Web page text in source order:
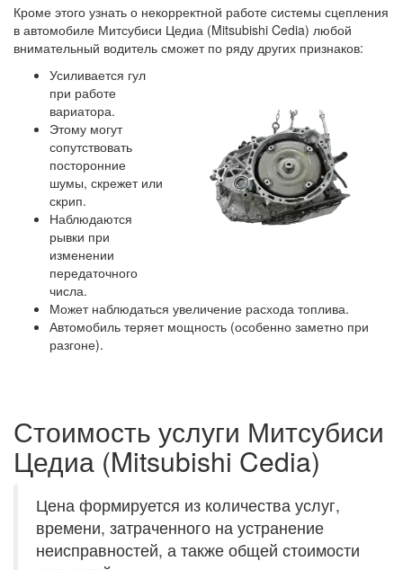
Кроме этого узнать о некорректной работе системы сцепления
в автомобиле Митсубиси Цедиа (Mitsubishi Cedia) любой
внимательный водитель сможет по ряду других признаков:
Усиливается гул
при работе
вариатора.
Этому могут
сопутствовать
посторонние
шумы, скрежет или
скрип.
Наблюдаются
рывки при
изменении
передаточного
числа.
Может наблюдаться увеличение расхода топлива.
Автомобиль теряет мощность (особенно заметно при
разгоне).
Стоимость услуги Митсубиси
Цедиа (Mitsubishi Cedia)
Цена формируется из количества услуг,
времени, затраченного на устранение
неисправностей, а также общей стоимости